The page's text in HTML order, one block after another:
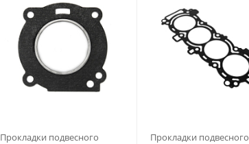
Прокладки подвесного
Прокладки подвесного